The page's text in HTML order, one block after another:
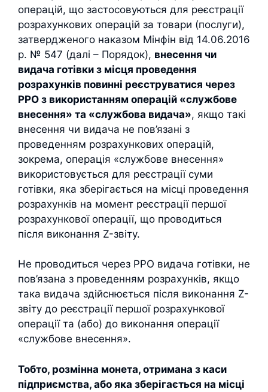
операцій, що застосовуються для реєстрації
розрахункових операцій за товари (послуги),
затвердженого наказом Мінфін від 14.06.2016
р. № 547 (далі – Порядок), внесення чи
видача готівки з місця проведення
розрахунків повинні реєструватися через
РРО з використанням операцій «службове
внесення» та «службова видача», якщо такі
внесення чи видача не пов’язані з
проведенням розрахункових операцій,
зокрема, операція «службове внесення»
використовується для реєстрації суми
готівки, яка зберігається на місці проведення
розрахунків на момент реєстрації першої
розрахункової операції, що проводиться
після виконання Z-звіту.
Не проводиться через РРО видача готівки, не
пов’язана з проведенням розрахунків, якщо
така видача здійснюється після виконання Z-
звіту до реєстрації першої розрахункової
операції та (або) до виконання операції
«службове внесення».
Тобто, розмінна монета, отримана з каси
підприємства, або яка зберігається на місці